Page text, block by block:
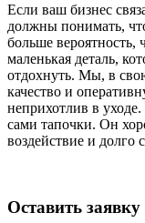
Если ваш бизнес
должны понимать,
больше вероятность,
маленькая деталь,
отдохнуть. Мы, в
качество и
неприхотлив в
сами тапочки. Он
воздействие и долго
Оставить